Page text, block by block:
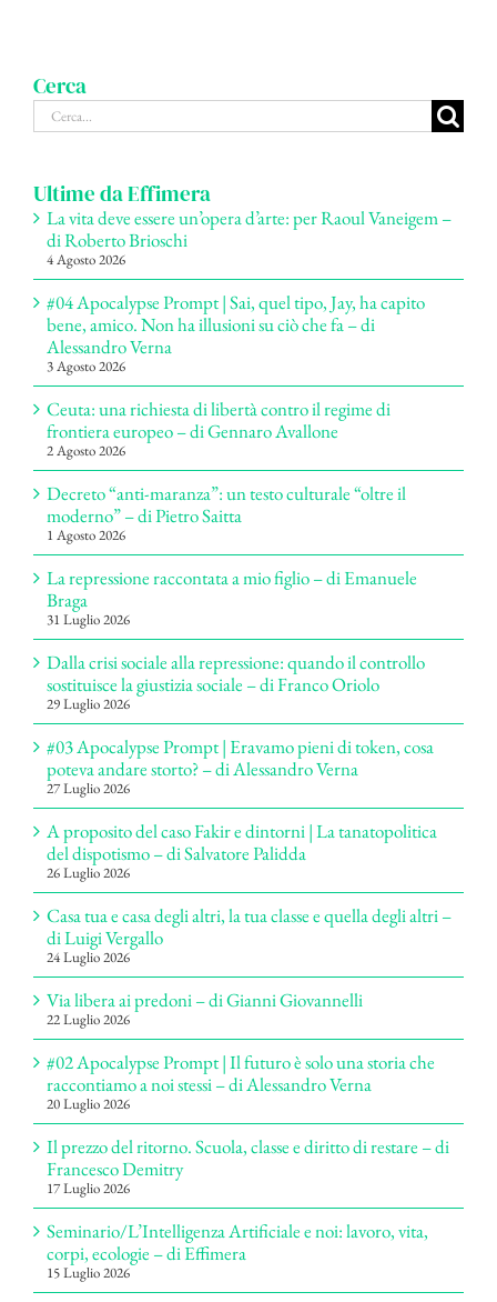
Cerca
Cerca
per:
Ultime da Effimera
La vita deve essere un’opera d’arte: per Raoul Vaneigem –
di Roberto Brioschi
4 Agosto 2026
#04 Apocalypse Prompt | Sai, quel tipo, Jay, ha capito
bene, amico. Non ha illusioni su ciò che fa – di
Alessandro Verna
3 Agosto 2026
Ceuta: una richiesta di libertà contro il regime di
frontiera europeo – di Gennaro Avallone
2 Agosto 2026
Decreto “anti-maranza”: un testo culturale “oltre il
moderno” – di Pietro Saitta
1 Agosto 2026
La repressione raccontata a mio figlio – di Emanuele
Braga
31 Luglio 2026
Dalla crisi sociale alla repressione: quando il controllo
sostituisce la giustizia sociale – di Franco Oriolo
29 Luglio 2026
#03 Apocalypse Prompt | Eravamo pieni di token, cosa
poteva andare storto? – di Alessandro Verna
27 Luglio 2026
A proposito del caso Fakir e dintorni | La tanatopolitica
del dispotismo – di Salvatore Palidda
26 Luglio 2026
Casa tua e casa degli altri, la tua classe e quella degli altri –
di Luigi Vergallo
24 Luglio 2026
Via libera ai predoni – di Gianni Giovannelli
22 Luglio 2026
#02 Apocalypse Prompt | Il futuro è solo una storia che
raccontiamo a noi stessi – di Alessandro Verna
20 Luglio 2026
Il prezzo del ritorno. Scuola, classe e diritto di restare – di
Francesco Demitry
17 Luglio 2026
Seminario/L’Intelligenza Artificiale e noi: lavoro, vita,
corpi, ecologie – di Effimera
15 Luglio 2026